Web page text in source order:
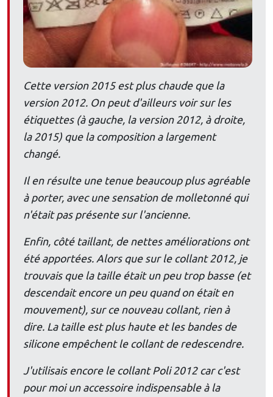
Cette version 2015 est plus chaude que la
version 2012. On peut d'ailleurs voir sur les
étiquettes (à gauche, la version 2012, à droite,
la 2015) que la composition a largement
changé.
Il en résulte une tenue beaucoup plus agréable
à porter, avec une sensation de molletonné qui
n'était pas présente sur l'ancienne.
Enfin, côté taillant, de nettes améliorations ont
été apportées. Alors que sur le collant 2012, je
trouvais que la taille était un peu trop basse (et
descendait encore un peu quand on était en
mouvement), sur ce nouveau collant, rien à
dire. La taille est plus haute et les bandes de
silicone empêchent le collant de redescendre.
J'utilisais encore le collant Poli 2012 car c'est
pour moi un accessoire indispensable à la